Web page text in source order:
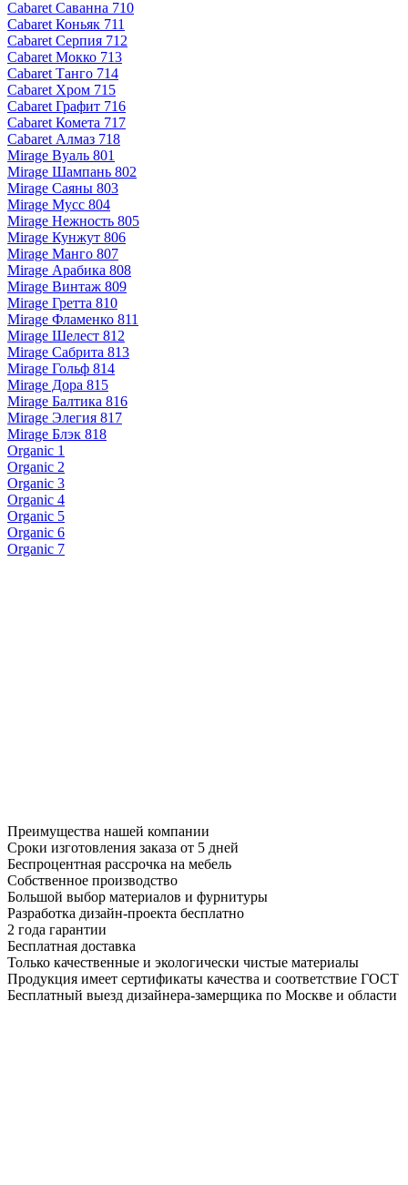
Cabaret Саванна 710
Cabaret Коньяк 711
Cabaret Серпия 712
Cabaret Мокко 713
Cabaret Танго 714
Cabaret Хром 715
Cabaret Графит 716
Cabaret Комета 717
Cabaret Алмаз 718
Mirage Вуаль 801
Mirage Шампань 802
Mirage Саяны 803
Mirage Мусс 804
Mirage Нежность 805
Mirage Кунжут 806
Mirage Манго 807
Mirage Арабика 808
Mirage Винтаж 809
Mirage Гретта 810
Mirage Фламенко 811
Mirage Шелест 812
Mirage Сабрита 813
Mirage Гольф 814
Mirage Дора 815
Mirage Балтика 816
Mirage Элегия 817
Mirage Блэк 818
Organic 1
Organic 2
Organic 3
Organic 4
Organic 5
Organic 6
Organic 7
Преимущества нашей компании
Сроки изготовления заказа от 5 дней
Беспроцентная рассрочка на мебель
Собственное производство
Большой выбор материалов и фурнитуры
Разработка дизайн-проекта бесплатно
2 года гарантии
Бесплатная доставка
Только качественные и экологически чистые материалы
Продукция имеет сертификаты качества и соответствие ГОСТ
Бесплатный выезд дизайнера-замерщика по Москве и области